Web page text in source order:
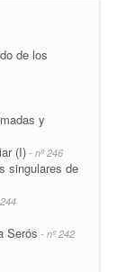
de los
y
(I) - nº 246
singulares de
Serós - nº 242